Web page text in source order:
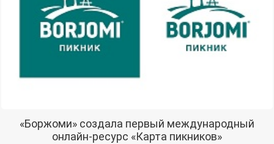
«Боржоми» создала первый международный
онлайн-ресурс «Карта пикников»